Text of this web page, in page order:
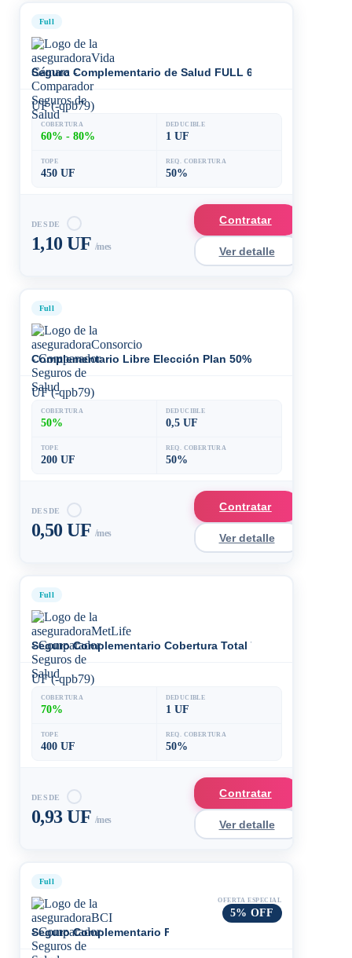
Full
Seguro Complementario de Salud FULL 60%
UF (-qpb79)
COBERTURA
60% - 80%
DEDUCIBLE
1 UF
TOPE
450 UF
REQ. COBERTURA
50%
DESDE
1,10 UF /mes
Contratar
Ver detalle
Full
Complementario Libre Elección Plan 50%
UF (-qpb79)
COBERTURA
50%
DEDUCIBLE
0,5 UF
TOPE
200 UF
REQ. COBERTURA
50%
DESDE
0,50 UF /mes
Contratar
Ver detalle
Full
Seguro Complementario Cobertura Total 70%
UF (-qpb79)
COBERTURA
70%
DEDUCIBLE
1 UF
TOPE
400 UF
REQ. COBERTURA
50%
DESDE
0,93 UF /mes
Contratar
Ver detalle
Full
Seguro Complementario Fonasa/Isapre 80
OFERTA ESPECIAL
5% OFF